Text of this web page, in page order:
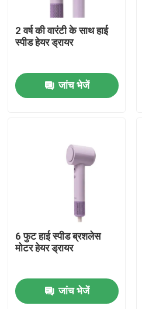
घर
वीडियो
2 वर्ष की वारंटी के साथ हाई
स्पीड हेयर ड्रायर
जांच भेजें
6 फुट हाई स्पीड ब्रशलेस
मोटर हेयर ड्रायर
जांच भेजें